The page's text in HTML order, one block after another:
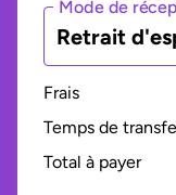
Mode de
Retrait
Frais
Temps de
Total à payer